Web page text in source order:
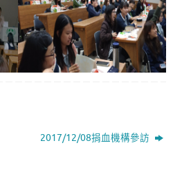
2017/12/08捐血機構參訪